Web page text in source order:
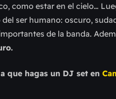
como estar en el cielo…
ser humano: oscuro,
de la banda.
que hagas un DJ set en